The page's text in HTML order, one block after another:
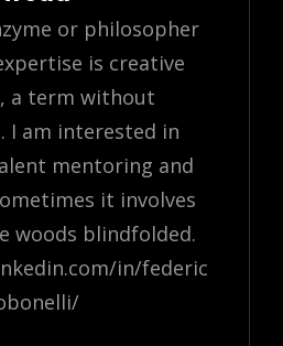
or philosopher
is creative
a term without
I am interested in
mentoring and
it involves
woods blindfolded.
in/federic